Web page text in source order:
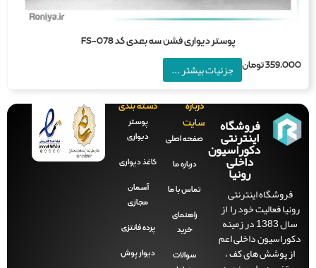
پوستر دیواری فشن سه بعدی کد FS-078
تومان جزئیات بیشتر ...
فروشگاه
اینترنتی
دکوراسیون
داخلی
رونیا
فروشگاه اینترنتی
فعالیت خود را از
سال 1383 در زمینه
داخلی اعم
پوشش های کف ،
درباره
سایت
صفحه‌ اصلی
درباره ما
تماس با ما
راهنمای
سوالات
دسته بندی
دیواری
کاغذ دیواری
آسمان
پرده فانتزی
دیوار پوش